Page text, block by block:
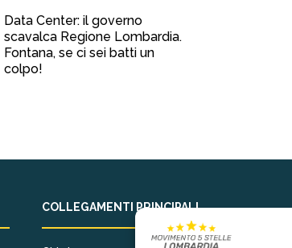
Data Center: il governo
scavalca Regione Lombardia.
Fontana, se ci sei batti un
colpo!
COLLEGAMENTI PRINCIPALI